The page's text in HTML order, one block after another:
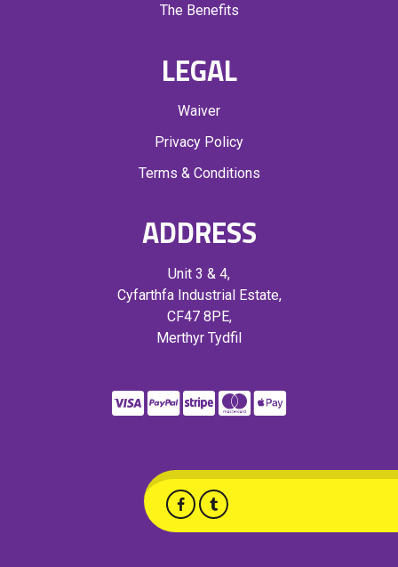
The Benefits
LEGAL
Waiver
Privacy Policy
Terms & Conditions
ADDRESS
Unit 3 & 4,
Cyfarthfa Industrial Estate,
CF47 8PE,
Merthyr Tydfil